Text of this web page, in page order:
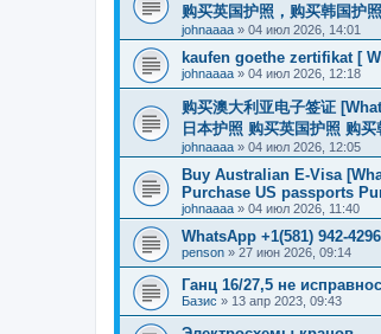
购买英国护照，购买韩国护
johnaaaa » 04 июл 2026, 14:01
kaufen goethe zertifikat [
johnaaaa » 04 июл 2026, 12:18
购买澳大利亚电子签证
日本护照 购买英国护照 购
johnaaaa » 04 июл 2026, 12:05
Buy Australian E-Visa
Purchase US passports
johnaaaa » 04 июл 2026, 11:40
WhatsApp +1(581) 942-
penson » 27 июн 2026, 09:14
Ганц 16/27,5 не
Базис » 13 апр 2023, 09:43